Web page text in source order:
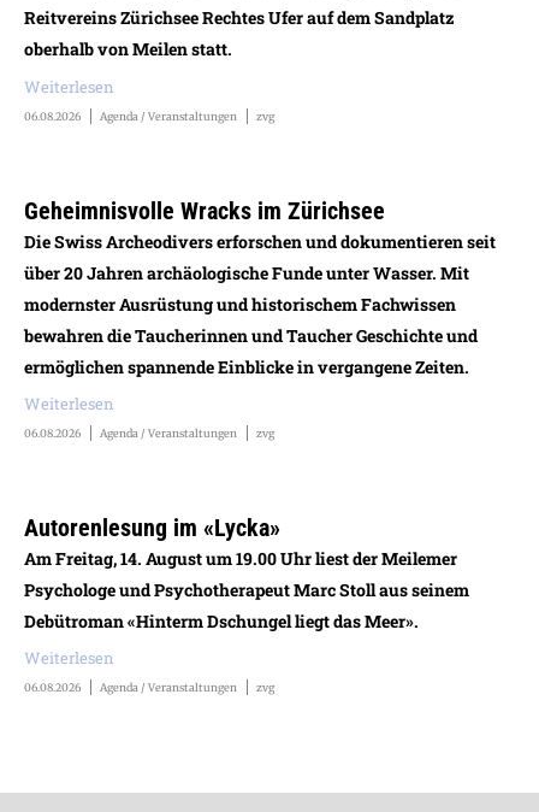
Reitvereins Zürichsee Rechtes Ufer auf dem Sandplatz
oberhalb von Meilen statt.
Weiterlesen
06.08.2026 Agenda / Veranstaltungen zvg
Geheimnisvolle Wracks im Zürichsee
Die Swiss Archeodivers erforschen und dokumentieren seit
über 20 Jahren archäologische Funde unter Wasser. Mit
modernster Ausrüstung und historischem Fachwissen
bewahren die Taucherinnen und Taucher Geschichte und
ermöglichen spannende Einblicke in vergangene Zeiten.
Weiterlesen
06.08.2026 Agenda / Veranstaltungen zvg
Autorenlesung im «Lycka»
Am Freitag, 14. August um 19.00 Uhr liest der Meilemer
Psychologe und Psychotherapeut Marc Stoll aus seinem
Debütroman «Hinterm Dschungel liegt das Meer».
Weiterlesen
06.08.2026 Agenda / Veranstaltungen zvg